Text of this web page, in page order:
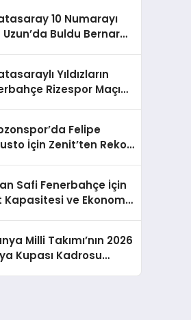
10 Numarayı
Buldu Bernardo
Yıldızların
Rizespor Maçı
Felipe
İçin Zenit’ten Rekor
Safi Fenerbahçe İçin
Kapasitesi ve Ekonomik
Milli Takımı’nın 2026
Kupası Kadrosu